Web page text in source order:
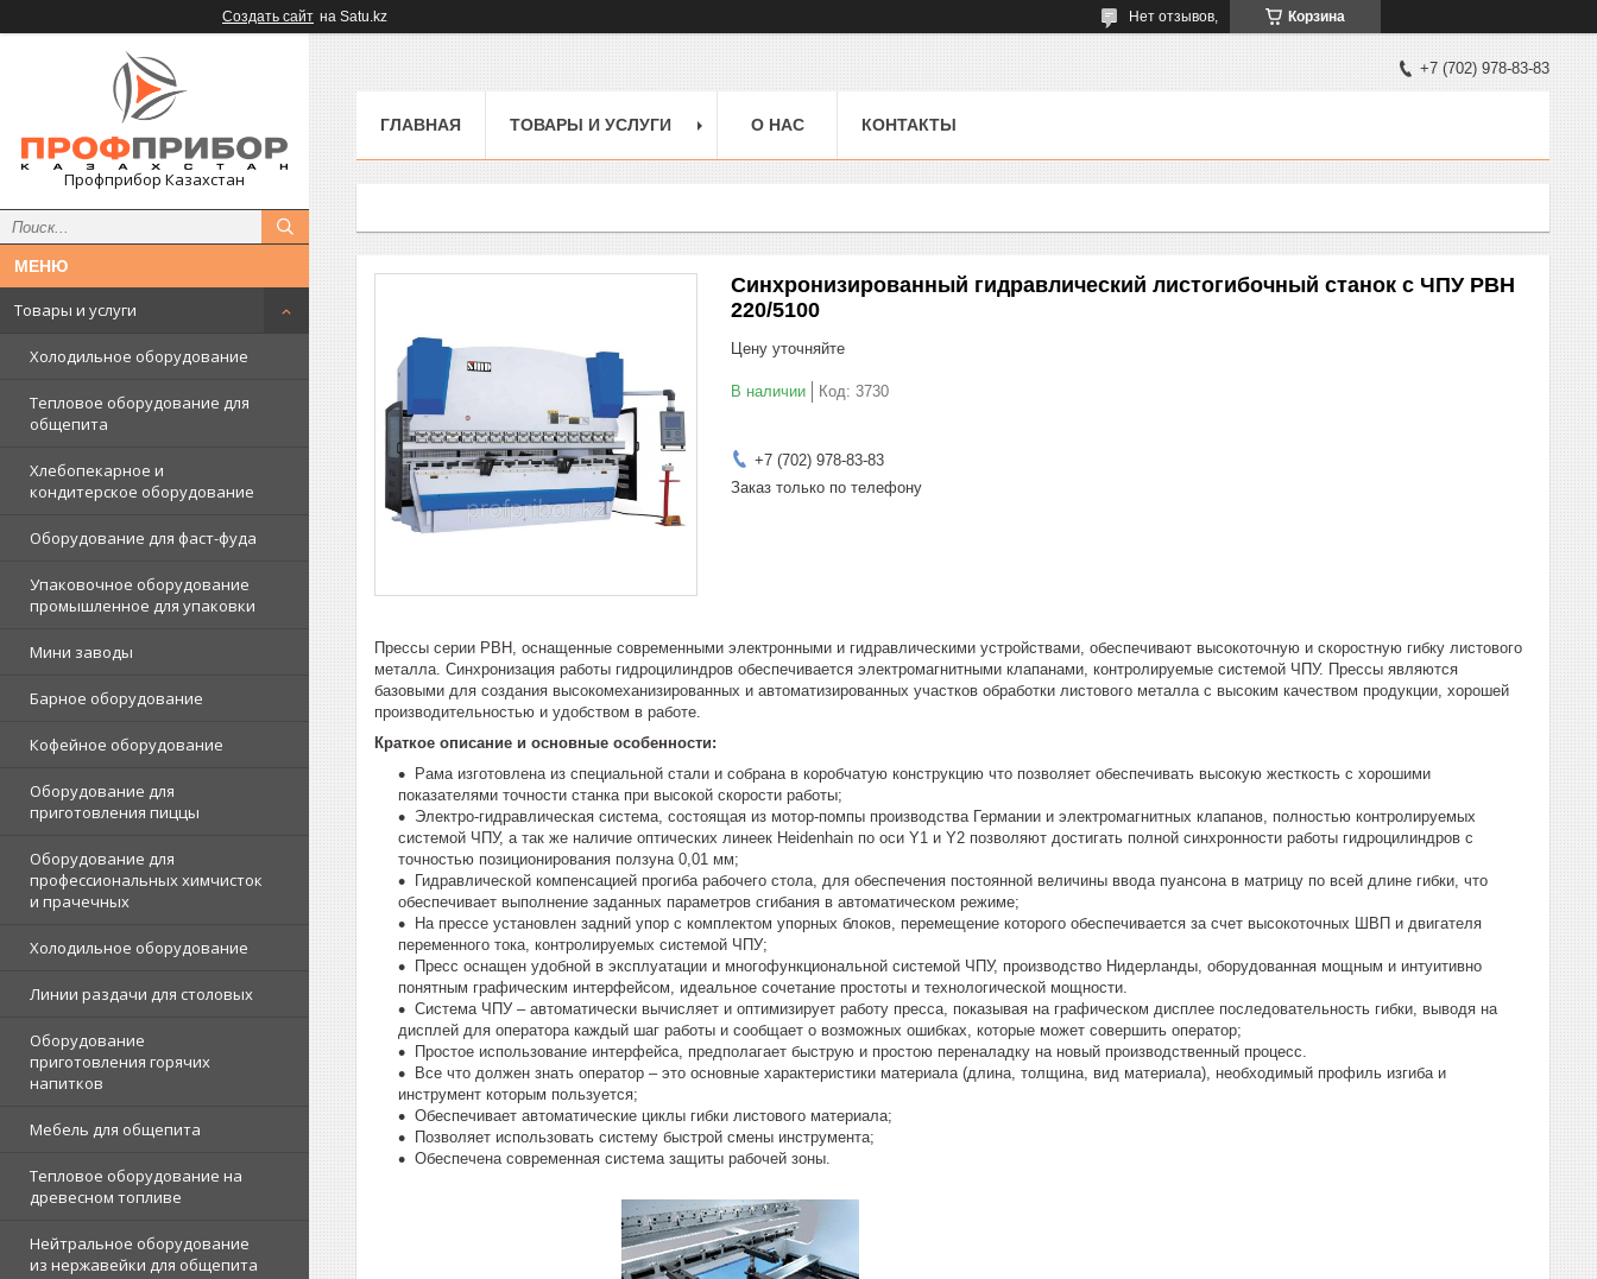
Создать сайт на Satu.kz Корзина
Нет отзывов,
Профприбор Казахстан
Товары и услуги
Холодильное оборудование
Тепловое оборудование для
общепита
Хлебопекарное и
кондитерское оборудование
Оборудование для фаст-фуда
Упаковочное оборудование
промышленное для упаковки
Мини заводы
Барное оборудование
Кофейное оборудование
Оборудование для
приготовления пиццы
Оборудование для
профессиональных химчисток
и прачечных
Холодильное оборудование
Линии раздачи для столовых
Оборудование
приготовления горячих
напитков
Мебель для общепита
Тепловое оборудование на
древесном топливе
Нейтральное оборудование
из нержавейки для общепита
+7 (702) 978-83-83
ГЛАВНАЯ ТОВАРЫ И УСЛУГИ О НАС КОНТАКТЫ
Синхронизированный гидравлический листогибочный станок с ЧПУ PBH
220/5100
Цену уточняйте
В наличии Код: 3730
+7 (702) 978-83-83
Заказ только по телефону
Прессы серии PBH, оснащенные современными электронными и гидравлическими устройствами, обеспечивают высокоточную и скоростную гибку листового
металла. Синхронизация работы гидроцилиндров обеспечивается электромагнитными клапанами, контролируемые системой ЧПУ. Прессы являются
базовыми для создания высокомеханизированных и автоматизированных участков обработки листового металла с высоким качеством продукции, хорошей
производительностью и удобством в работе.
Краткое описание и основные особенности:
Рама изготовлена из специальной стали и собрана в коробчатую конструкцию что позволяет обеспечивать высокую жесткость с хорошими
показателями точности станка при высокой скорости работы;
Электро-гидравлическая система, состоящая из мотор-помпы производства Германии и электромагнитных клапанов, полностью контролируемых
системой ЧПУ, а так же наличие оптических линеек Heidenhain по оси Y1 и Y2 позволяют достигать полной синхронности работы гидроцилиндров с
точностью позиционирования ползуна 0,01 мм;
Гидравлической компенсацией прогиба рабочего стола, для обеспечения постоянной величины ввода пуансона в матрицу по всей длине гибки, что
обеспечивает выполнение заданных параметров сгибания в автоматическом режиме;
На прессе установлен задний упор с комплектом упорных блоков, перемещение которого обеспечивается за счет высокоточных ШВП и двигателя
переменного тока, контролируемых системой ЧПУ;
Пресс оснащен удобной в эксплуатации и многофункциональной системой ЧПУ, производство Нидерланды, оборудованная мощным и интуитивно
понятным графическим интерфейсом, идеальное сочетание простоты и технологической мощности.
Система ЧПУ – автоматически вычисляет и оптимизирует работу пресса, показывая на графическом дисплее последовательность гибки, выводя на
дисплей для оператора каждый шаг работы и сообщает о возможных ошибках, которые может совершить оператор;
Простое использование интерфейса, предполагает быструю и простою переналадку на новый производственный процесс.
Все что должен знать оператор – это основные характеристики материала (длина, толщина, вид материала), необходимый профиль изгиба и
инструмент которым пользуется;
Обеспечивает автоматические циклы гибки листового материала;
Позволяет использовать систему быстрой смены инструмента;
Обеспечена современная система защиты рабочей зоны.